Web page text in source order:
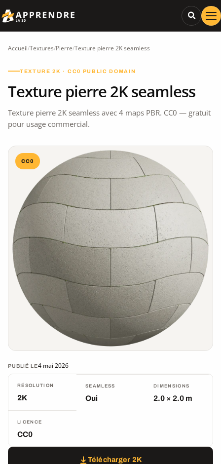
Accueil/Textures/Pierre/Texture pierre 2K seamless
TEXTURE 2K · CC0 PUBLIC DOMAIN
Texture pierre 2K seamless
Texture pierre 2K seamless avec 4 maps PBR. CC0 — gratuit
pour usage commercial.
CC0
PUBLIÉ LE4 mai 2026
RÉSOLUTION
2K
SEAMLESS
Oui
DIMENSIONS
2.0 × 2.0 m
LICENCE
CC0
Télécharger 2K